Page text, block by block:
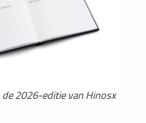
2026-editie van Hinosx